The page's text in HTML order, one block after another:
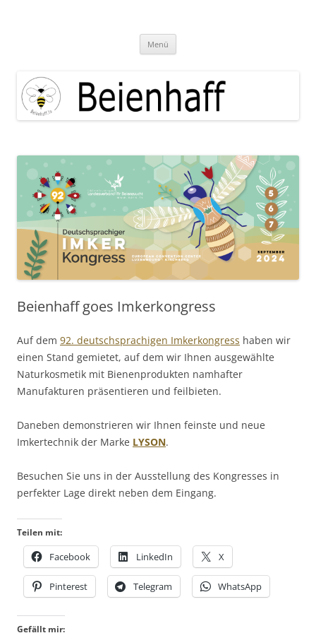
Menü
Beienhaff goes Imkerkongress
Auf dem 92. deutschsprachigen Imkerkongress haben wir
einen Stand gemietet, auf dem wir Ihnen ausgewählte
Naturkosmetik mit Bienenprodukten namhafter
Manufakturen präsentieren und feilbieten.
Daneben demonstrieren wir Ihnen feinste und neue
Imkertechnik der Marke LYSON.
Besuchen Sie uns in der Ausstellung des Kongresses in
perfekter Lage direkt neben dem Eingang.
Teilen mit:
Facebook LinkedIn X
Pinterest Telegram WhatsApp
Gefällt mir: